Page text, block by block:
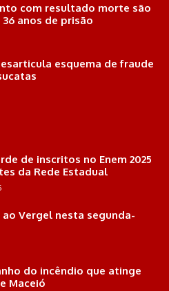
com resultado morte são
anos de prisão
esquema de fraude
de inscritos no Enem 2025
da Rede Estadual
ao Vergel nesta segunda-
do incêndio que atinge
Maceió